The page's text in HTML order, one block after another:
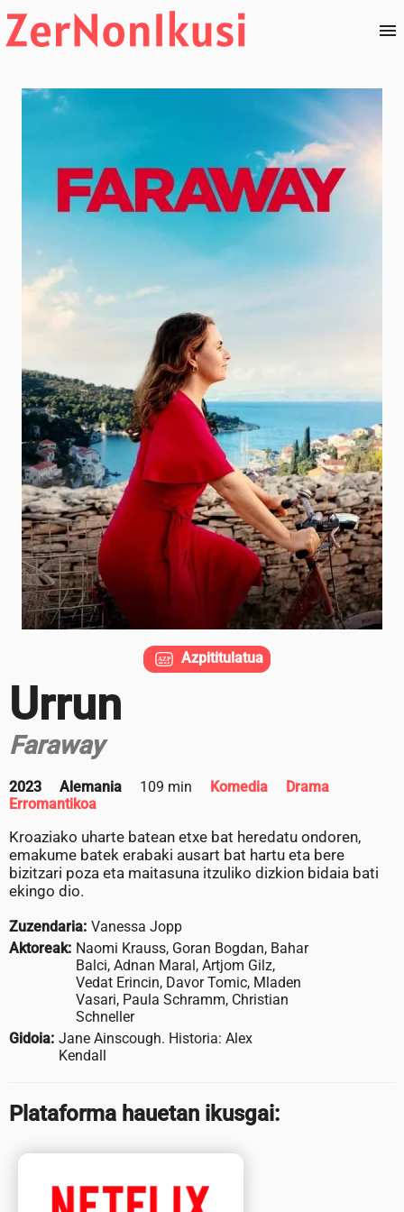
Urrun
Faraway
2023 Alemania 109 min Komedia
Drama
Erromantikoa
Kroaziako uharte batean etxe bat heredatu ondoren,
emakume batek erabaki ausart bat hartu eta bere
bizitzari poza eta maitasuna itzuliko dizkion bidaia bati
ekingo dio.
Zuzendaria: Vanessa Jopp
Aktoreak: Naomi Krauss, Goran Bogdan, Bahar
Balci, Adnan Maral, Artjom Gilz,
Vedat Erincin, Davor Tomic, Mladen
Vasari, Paula Schramm, Christian
Schneller
Gidoia: Jane Ainscough. Historia: Alex
Kendall
Plataforma hauetan ikusgai:
Azpititulatua